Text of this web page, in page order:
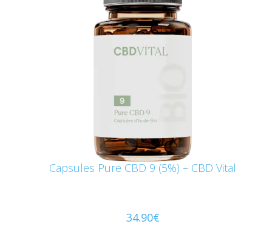
Capsules Pure CBD 9 (5%) – CBD Vital
34.90€